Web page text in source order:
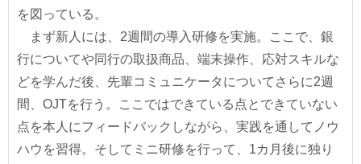
を図っている。
まず新人には、2週間の導入研修を実施。ここで、銀
行についてや同行の取扱商品、端末操作、応対スキルな
どを学んだ後、先輩コミュニケータについてさらに2週
間、OJTを行う。ここではできている点とできていない
点を本人にフィードバックしながら、実践を通してノウ
ハウを習得。そしてミニ研修を行って、1カ月後に独り